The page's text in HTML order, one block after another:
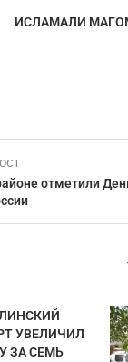
ИСЛАМАЛИ
отметили
УВЕЛИЧИЛ
ЗА СЕМЬ